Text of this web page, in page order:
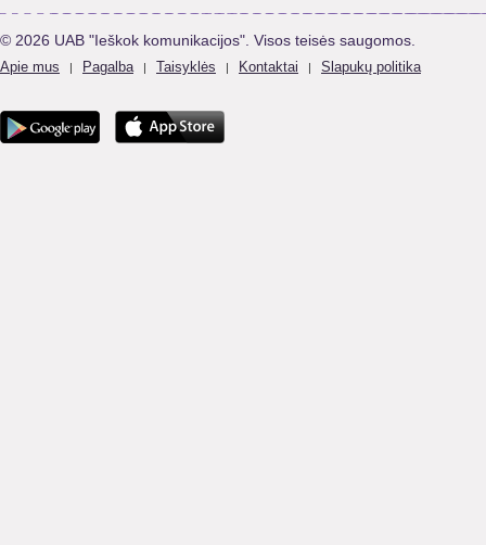
© 2026 UAB "Ieškok komunikacijos". Visos teisės saugomos.
Apie mus | Pagalba | Taisyklės | Kontaktai | Slapukų politika